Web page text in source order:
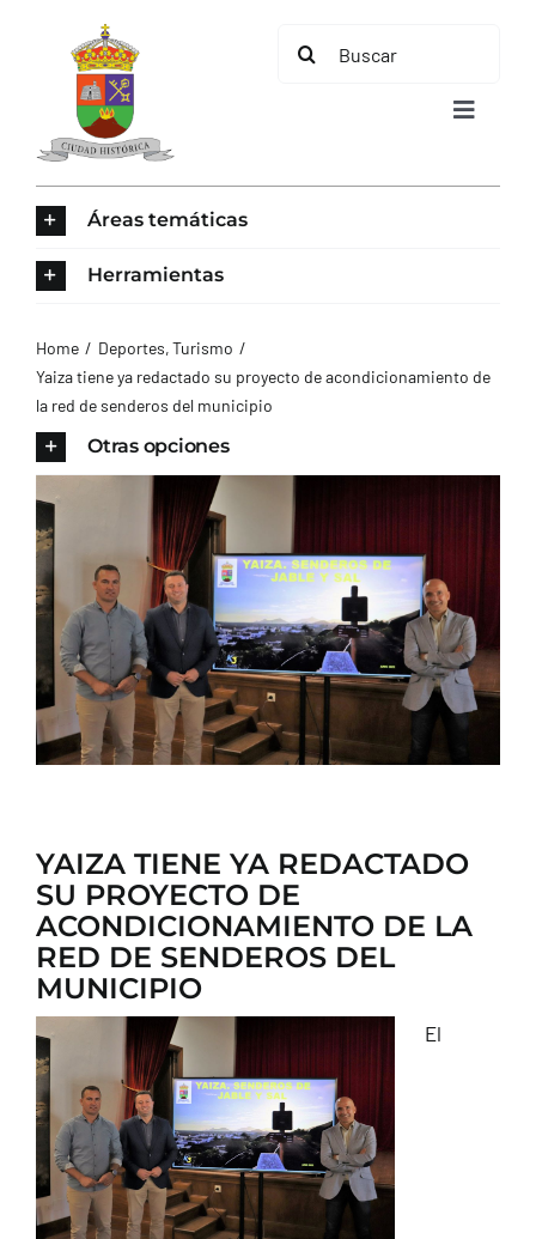
contenido
Buscar:
Toggle
AYUNTAMIENTO
TURISMO
CONTACTO
Áreas temáticas
Herramientas
Home Deportes Turismo
Yaiza tiene ya redactado su proyecto de acondicionamiento de
la red de senderos del municipio
Otras opciones
YAIZA TIENE YA REDACTADO
SU PROYECTO DE
ACONDICIONAMIENTO DE LA
RED DE SENDEROS DEL
MUNICIPIO
El